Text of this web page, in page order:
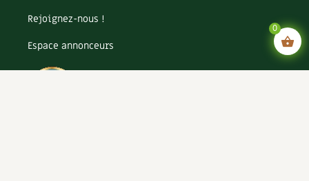
Rejoignez-nous !
Espace annonceurs
0